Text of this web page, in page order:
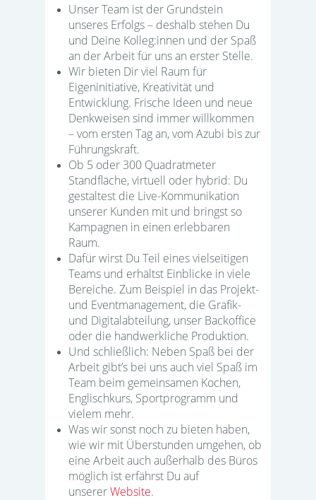
Unser Team ist der Grundstein
unseres Erfolgs – deshalb stehen Du
und Deine Kolleg:innen und der Spaß
an der Arbeit für uns an erster Stelle.
Wir bieten Dir viel Raum für
Eigeninitiative, Kreativität und
Entwicklung. Frische Ideen und neue
Denkweisen sind immer willkommen
– vom ersten Tag an, vom Azubi bis zur
Führungskraft.
Ob 5 oder 300 Quadratmeter
Standfläche, virtuell oder hybrid: Du
gestaltest die Live-Kommunikation
unserer Kunden mit und bringst so
Kampagnen in einen erlebbaren
Raum.
Dafür wirst Du Teil eines vielseitigen
Teams und erhältst Einblicke in viele
Bereiche. Zum Beispiel in das Projekt-
und Eventmanagement, die Grafik-
und Digitalabteilung, unser Backoffice
oder die handwerkliche Produktion.
Und schließlich: Neben Spaß bei der
Arbeit gibt’s bei uns auch viel Spaß im
Team beim gemeinsamen Kochen,
Englischkurs, Sportprogramm und
vielem mehr.
Was wir sonst noch zu bieten haben,
wie wir mit Überstunden umgehen, ob
eine Arbeit auch außerhalb des Büros
möglich ist erfährst Du auf
unsererWebsite.